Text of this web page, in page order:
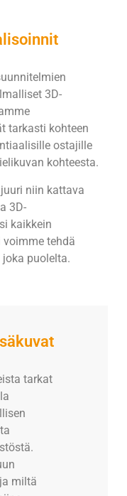
3D-
tarkasti kohteen
ostajille
kohteesta.
niin kattava
3D-
kaikkein
tehdä
puolelta.
tarkat
miltä